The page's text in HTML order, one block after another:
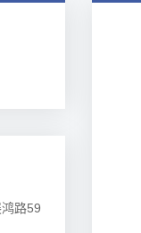
路59